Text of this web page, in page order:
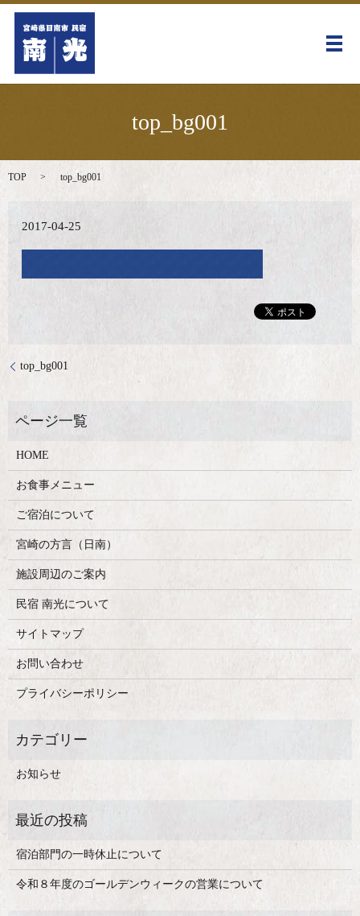
メ
top_bg001
TOP top_bg001
2017-04-25
top_bg001
HOME
お食事メニュー
ご宿泊について
宮崎の方言（日南）
施設周辺のご案内
民宿 南光について
サイトマップ
お問い合わせ
プライバシーポリシー
お知らせ
宿泊部門の一時休止について
令和８年度のゴールデンウィークの営業について